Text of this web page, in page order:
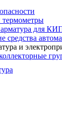
для
средства
и